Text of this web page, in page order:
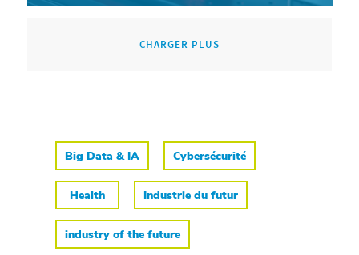
CHARGER PLUS
Big Data & IA Cybersécurité
Health Industrie du futur
industry of the future